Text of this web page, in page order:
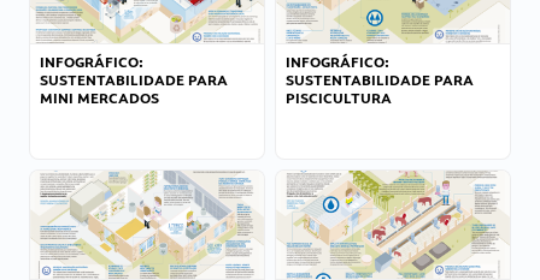
INFOGRÁFICO:
SUSTENTABILIDADE PARA
MINI MERCADOS
INFOGRÁFICO:
SUSTENTABILIDADE PARA
PISCICULTURA